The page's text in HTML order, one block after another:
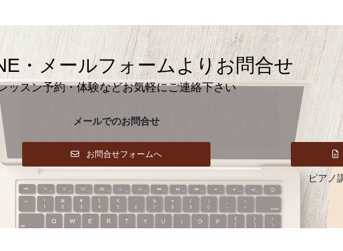
・メールフォームよりお問合せ
ッスン予約・体験などお気軽にご連絡下さい
メールでのお問合せ
お問合せフォームへ
ピアノ